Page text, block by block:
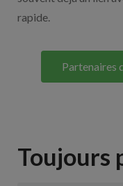
rapide.
Partenaires
Toujours